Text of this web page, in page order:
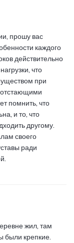
прошу вас
каждого
действительно
что
при
отстающими
помнить, что
и то, что
другому.
своего
ради
жил, там
были крепкие.